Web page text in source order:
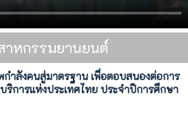
าหกรรมยานยนต์
ำลังคนสู่มาตรฐาน เพื่อตอบสนองต่อการ
การแห่งประเทศไทย ประจำปีการศึกษา